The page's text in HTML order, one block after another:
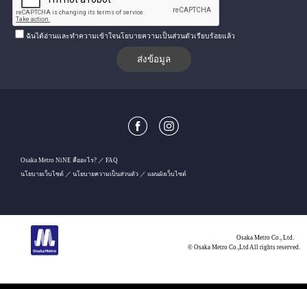
ฉันได้อ่านและทำความเข้าใจนโยบายความเป็นส่วนตัวเรียบร้อยแล้ว
Osaka Metro NiNE คืออะไร?
FAQ
นโยบายเว็บไซต์
นโยบายความเป็นส่วนตัว แผนผังเว็บไซต์
Osaka Metro Co., Ltd.
© Osaka Metro Co.,Ltd All rights reserved.